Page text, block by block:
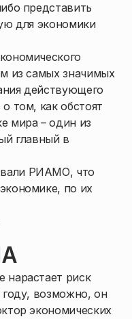
представить
для экономики
из самых значимых
действующего
том, как обстоят
мира – один из
главный в
РИАМО, что
по их
риск
возможно, он
экономических